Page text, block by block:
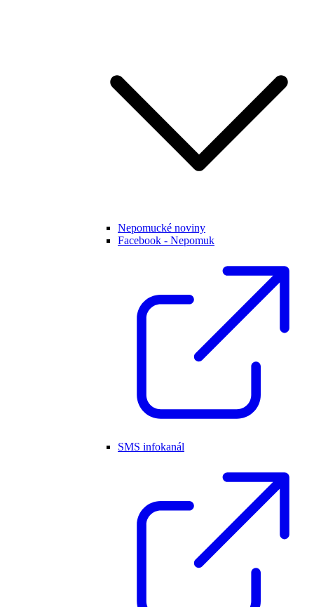
Nepomucké noviny
Facebook - Nepomuk
SMS infokanál